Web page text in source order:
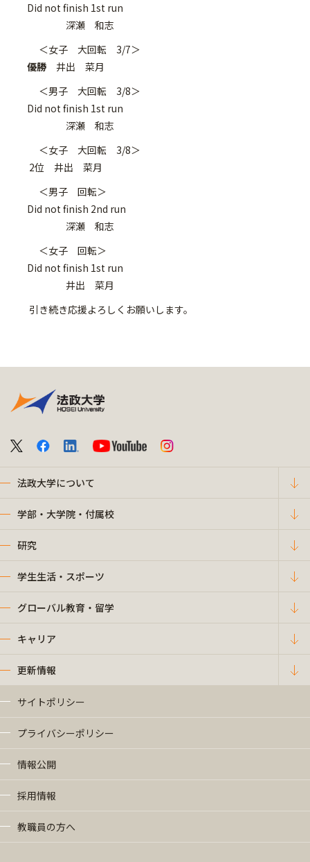
Did not finish 1st run
深瀬 和志
＜女子 大回転 3/7＞
優勝 井出 菜月
＜男子 大回転 3/8＞
Did not finish 1st run
深瀬 和志
＜女子 大回転 3/8＞
2位 井出 菜月
＜男子 回転＞
Did not finish 2nd run
深瀬 和志
＜女子 回転＞
Did not finish 1st run
井出 菜月
引き続き応援よろしくお願いします。
法政大学について
学部・大学院・付属校
研究
学生生活・スポーツ
グローバル教育・留学
キャリア
更新情報
サイトポリシー
プライバシーポリシー
情報公開
採用情報
教職員の方へ